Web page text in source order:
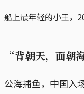
船上最年轻的小王，
“背朝天，面朝
公海捕鱼，中国入